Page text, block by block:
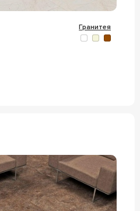
Гранитея